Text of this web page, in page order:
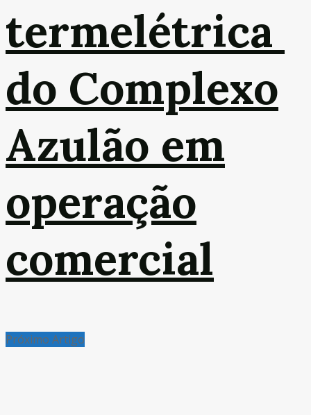
termelétrica
do Complexo
Azulão em
operação
comercial
Próximo Artigo